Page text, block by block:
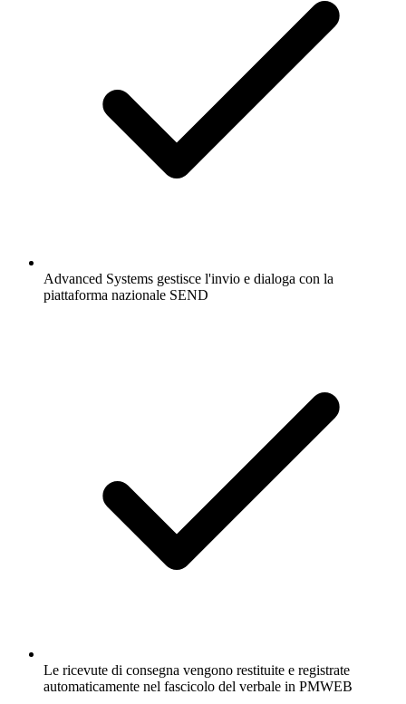
Advanced Systems gestisce l'invio e dialoga con la
piattaforma nazionale SEND
Le ricevute di consegna vengono restituite e registrate
automaticamente nel fascicolo del verbale in PMWEB